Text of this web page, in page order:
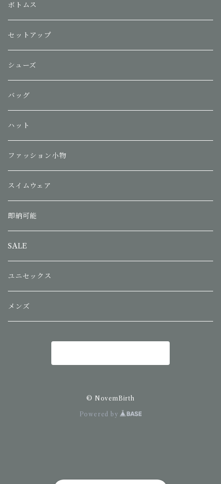
ボトムス
セットアップ
シューズ
バッグ
ハット
ファッション小物
スイムウェア
即納可能
SALE
ユニセックス
メンズ
© NovemBirth
Powered by